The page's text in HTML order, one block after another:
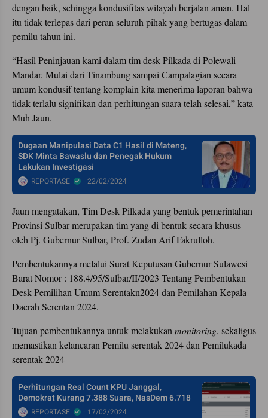
dengan baik, sehingga kondusifitas wilayah berjalan aman. Hal
itu tidak terlepas dari peran seluruh pihak yang bertugas dalam
pemilu tahun ini.
“Hasil Peninjauan kami dalam tim desk Pilkada di Polewali
Mandar. Mulai dari Tinambung sampai Campalagian secara
umum kondusif tentang komplain kita menerima laporan bahwa
tidak terlalu signifikan dan perhitungan suara telah selesai,” kata
Muh Jaun.
Dugaan Manipulasi Data C1 Hasil di Mateng,
SDK Minta Bawaslu dan Penegak Hukum
Lakukan Investigasi
REPORTASE 22/02/2024
Jaun mengatakan, Tim Desk Pilkada yang bentuk pemerintahan
Provinsi Sulbar merupakan tim yang di bentuk secara khusus
oleh Pj. Gubernur Sulbar, Prof. Zudan Arif Fakrulloh.
Pembentukannya melalui Surat Keputusan Gubernur Sulawesi
Barat Nomor : 188.4/95/Sulbar/II/2023 Tentang Pembentukan
Desk Pemilihan Umum Serentakn2024 dan Pemilahan Kepala
Daerah Serentan 2024.
Tujuan pembentukannya untuk melakukan monitoring, sekaligus
memastikan kelancaran Pemilu serentak 2024 dan Pemilukada
serentak 2024
Perhitungan Real Count KPU Janggal,
Demokrat Kurang 7.388 Suara, NasDem 6.718
REPORTASE 17/02/2024